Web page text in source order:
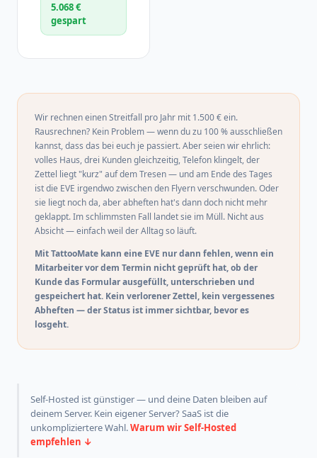
5.068 €
gespart
Wir rechnen einen Streitfall pro Jahr mit 1.500 € ein.
Rausrechnen? Kein Problem — wenn du zu 100 % ausschließen
kannst, dass das bei euch je passiert. Aber seien wir ehrlich:
volles Haus, drei Kunden gleichzeitig, Telefon klingelt, der
Zettel liegt "kurz" auf dem Tresen — und am Ende des Tages
ist die EVE irgendwo zwischen den Flyern verschwunden. Oder
sie liegt noch da, aber abheften hat's dann doch nicht mehr
geklappt. Im schlimmsten Fall landet sie im Müll. Nicht aus
Absicht — einfach weil der Alltag so läuft.
Mit TattooMate kann eine EVE nur dann fehlen, wenn ein
Mitarbeiter vor dem Termin nicht geprüft hat, ob der
Kunde das Formular ausgefüllt, unterschrieben und
gespeichert hat. Kein verlorener Zettel, kein vergessenes
Abheften — der Status ist immer sichtbar, bevor es
losgeht.
Self-Hosted ist günstiger — und deine Daten bleiben auf
deinem Server. Kein eigener Server? SaaS ist die
unkompliziertere Wahl.Warum wir Self-Hosted
empfehlen ↓